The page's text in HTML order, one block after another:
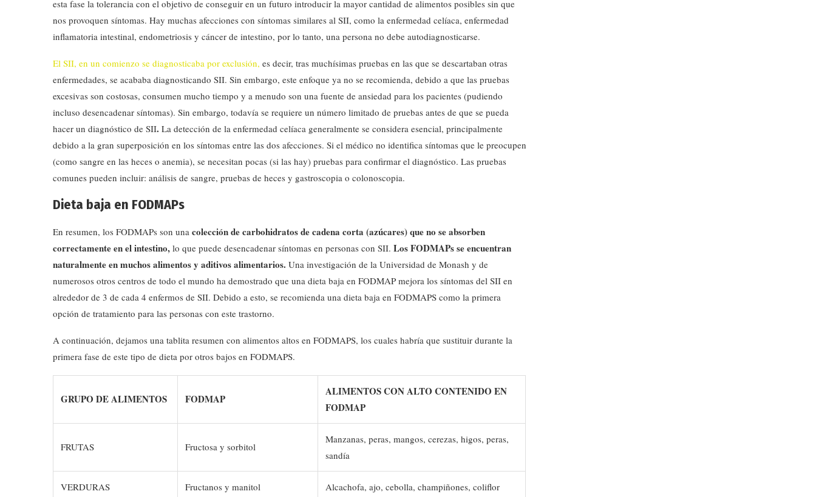
esta fase la tolerancia con el objetivo de conseguir en un futuro introducir la mayor cantidad de alimentos posibles sin que
nos provoquen síntomas. Hay muchas afecciones con síntomas similares al SII, como la enfermedad celíaca, enfermedad
inflamatoria intestinal, endometriosis y cáncer de intestino, por lo tanto, una persona no debe autodiagnosticarse.
El SII, en un comienzo se diagnosticaba por exclusión, es decir, tras muchísimas pruebas en las que se descartaban otras
enfermedades, se acababa diagnosticando SII. Sin embargo, este enfoque ya no se recomienda, debido a que las pruebas
excesivas son costosas, consumen mucho tiempo y a menudo son una fuente de ansiedad para los pacientes (pudiendo
incluso desencadenar síntomas). Sin embargo, todavía se requiere un número limitado de pruebas antes de que se pueda
hacer un diagnóstico de SII. La detección de la enfermedad celíaca generalmente se considera esencial, principalmente
debido a la gran superposición en los síntomas entre las dos afecciones. Si el médico no identifica síntomas que le preocupen
(como sangre en las heces o anemia), se necesitan pocas (si las hay) pruebas para confirmar el diagnóstico. Las pruebas
comunes pueden incluir: análisis de sangre, pruebas de heces y gastroscopia o colonoscopia.
Dieta baja en FODMAPs
En resumen, los FODMAPs son una colección de carbohidratos de cadena corta (azúcares) que no se absorben
correctamente en el intestino, lo que puede desencadenar síntomas en personas con SII. Los FODMAPs se encuentran
naturalmente en muchos alimentos y aditivos alimentarios. Una investigación de la Universidad de Monash y de
numerosos otros centros de todo el mundo ha demostrado que una dieta baja en FODMAP mejora los síntomas del SII en
alrededor de 3 de cada 4 enfermos de SII. Debido a esto, se recomienda una dieta baja en FODMAPS como la primera
opción de tratamiento para las personas con este trastorno.
A continuación, dejamos una tablita resumen con alimentos altos en FODMAPS, los cuales habría que sustituir durante la
primera fase de este tipo de dieta por otros bajos en FODMAPS.
GRUPO DE ALIMENTOS FODMAP
ALIMENTOS CON ALTO CONTENIDO EN
FODMAP
FRUTAS Fructosa y sorbitol
Manzanas, peras, mangos, cerezas, higos, peras,
sandía
VERDURAS Fructanos y manitol Alcachofa, ajo, cebolla, champiñones, coliflor